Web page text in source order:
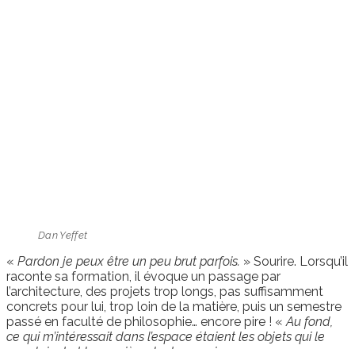
Dan Yeffet
« Pardon je peux être un peu brut parfois. » Sourire. Lorsqu’il
raconte sa formation, il évoque un passage par
l’architecture, des projets trop longs, pas suffisamment
concrets pour lui, trop loin de la matière, puis un semestre
passé en faculté de philosophie… encore pire ! «Au fond,
ce qui m’intéressait dans l’espace étaient les objets qui le